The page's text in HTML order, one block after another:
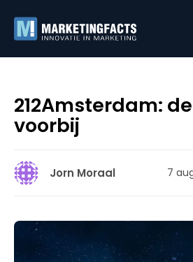
212Amsterdam:
voorbij
Jorn Moraal 7